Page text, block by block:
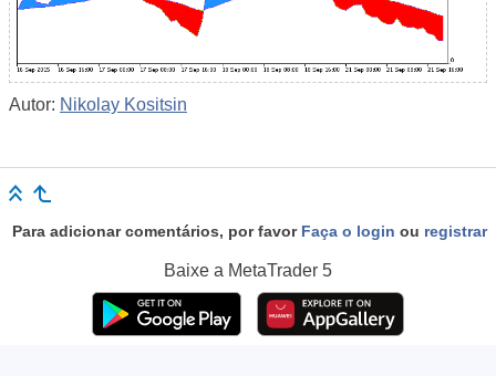
Autor: Nikolay Kositsin
Para adicionar comentários, por favor Faça o login ou registrar
Baixe a MetaTrader 5